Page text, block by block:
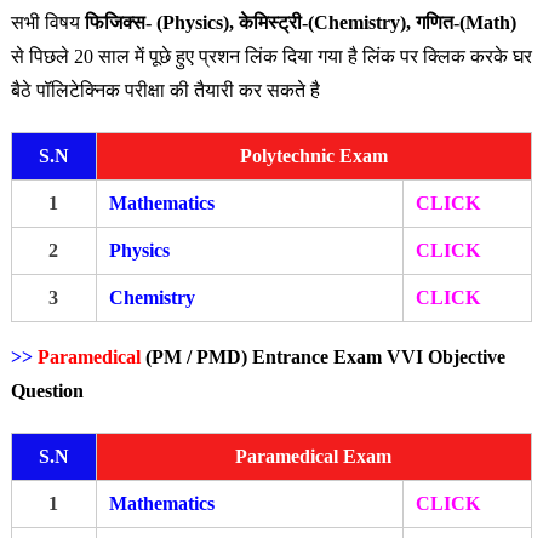
सभी विषयफिजिक्स- (Physics), केमिस्ट्री-(Chemistry), गणित-(Math)
से पिछले 20 साल में पूछे हुए प्रशन लिंक दिया गया है लिंक पर क्लिक करके घर
बैठे पॉलिटेक्निक परीक्षा की तैयारी कर सकते है
S.N Polytechnic Exam
1 Mathematics CLICK
2 Physics CLICK
3 Chemistry CLICK
>> Paramedical(PM / PMD) Entrance Exam VVI Objective
Question
S.N Paramedical Exam
1 Mathematics CLICK